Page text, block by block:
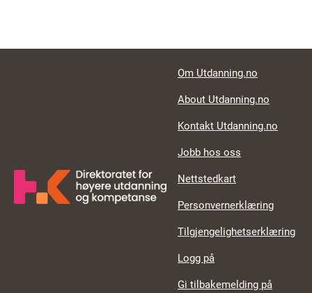
Footer links
Om Utdanning.no
About Utdanning.no
Kontakt Utdanning.no
Jobb hos oss
Nettstedkart
Personvernerklæring
Tilgjengelighetserklæring
Logg på
Gi tilbakemelding på